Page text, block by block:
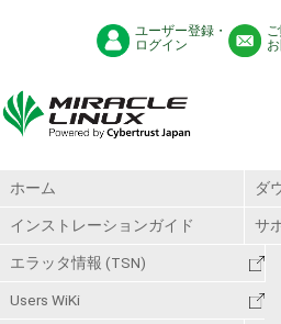
ユーザー登録・
ログイン
ホーム ダ
インストレーションガイド サ
エラッタ情報 (TSN)
Users WiKi